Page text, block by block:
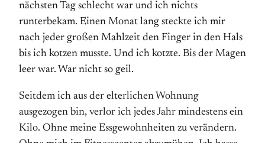
nächsten Tag schlecht war und ich nichts
runterbekam. Einen Monat lang steckte ich mir
nach jeder großen Mahlzeit den Finger in den Hals
bis ich kotzen musste. Und ich kotzte. Bis der Magen
leer war. War nicht so geil.
Seitdem ich aus der elterlichen Wohnung
ausgezogen bin, verlor ich jedes Jahr mindestens ein
Kilo. Ohne meine Essgewohnheiten zu verändern.